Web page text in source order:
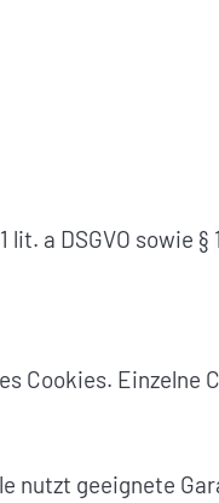
a DSGVO sowie §
Cookies. Einzelne
nutzt geeignete